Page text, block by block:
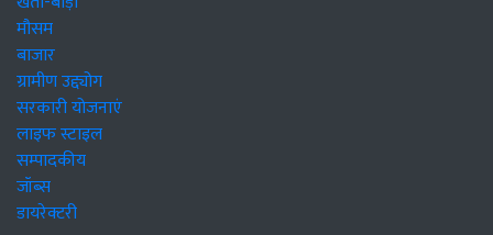
मौसम
बाजार
ग्रामीण उद्द्योग
सरकारी योजनाएं
लाइफ स्टाइल
सम्पादकीय
जॉब्स
डायरेक्टरी